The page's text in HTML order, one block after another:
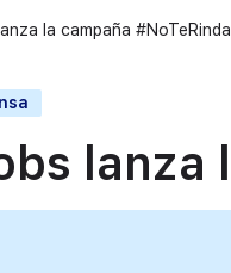
la campaña
lanza